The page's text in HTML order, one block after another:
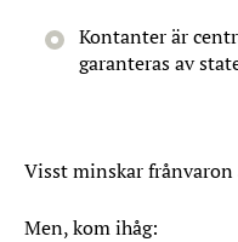
Kontanter är
garanteras av
Visst minskar
Men, kom ihåg: